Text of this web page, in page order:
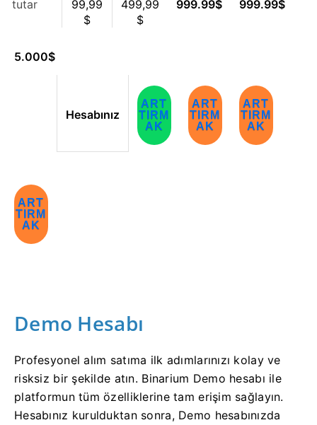
tutar
99,99
$
499,99
$
999.99$
999.99$
5.000$
Hesabınız
ART
TIRM
AK
ART
TIRM
AK
ART
TIRM
AK
ART
TIRM
AK
Demo Hesabı
Profesyonel alım satıma ilk adımlarınızı kolay ve
risksiz bir şekilde atın. Binarium Demo hesabı ile
platformun tüm özelliklerine tam erişim sağlayın.
Hesabınız kurulduktan sonra, Demo hesabınızda